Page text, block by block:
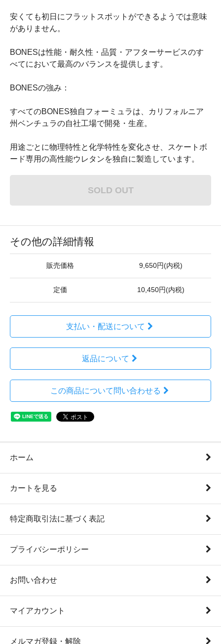
安くても初日にフラットスポットができるようでは意味
がありません。
BONESは性能・耐久性・品質・アフターサービスのす
べてにおいて最高のバランスを提供します。
BONESの強み：
すべてのBONES独自フォーミュラは、カリフォルニア
州ベンチュラの自社工場で開発・生産。
用途ごとに物理特性と化学特性を変化させ、スケートボ
ード専用の高性能ウレタンを独自に製造しています。
SOLD OUT
その他の詳細情報
販売価格 9,650円(内税)
定価 10,450円(内税)
支払い・配送について
返品について
この商品について問い合わせる
ホーム
カートを見る
特定商取引法に基づく表記
プライバシーポリシー
お問い合わせ
マイアカウント
メルマガ登録・解除